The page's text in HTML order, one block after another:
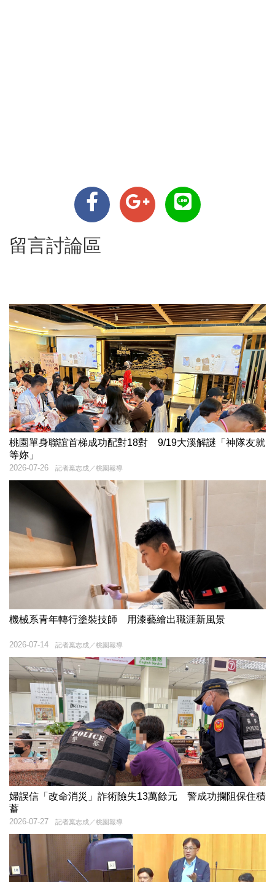
留言討論區
桃園單身聯誼首梯成功配對18對 9/19大溪解謎「神隊友就
等妳」
記者葉志成／桃園報導
2026-07-26
機械系青年轉行塗裝技師 用漆藝繪出職涯新風景
記者葉志成／桃園報導
2026-07-14
婦誤信「改命消災」詐術險失13萬餘元 警成功攔阻保住積
蓄
記者葉志成／桃園報導
2026-07-27